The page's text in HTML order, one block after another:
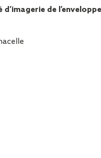
de